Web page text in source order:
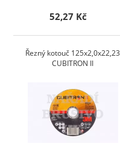
52,27 Kč
Řezný kotouč 125x2,0x22,23
CUBITRON II